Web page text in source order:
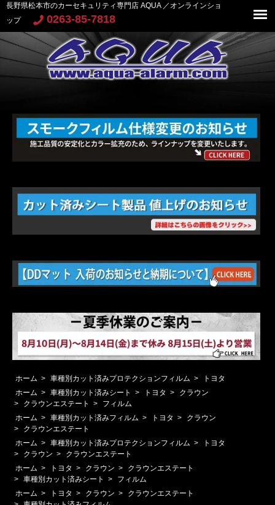
長野県松本市のカーセキュリティ専門店 AQUA ／オンラインショ
ップ
0263-85-7818
ホーム > 車種別カット済みプロテクションフィルム >
トヨタ
ホーム > 車種別カット済みシート > トヨタ >
クラウン
>
クラウンエステート >
フィルム
ホーム > 車種別カット済みフィルム > トヨタ >
クラウン
>
クラウンエステート
ホーム > 車種別カット済みプロテクションフィルム >
トヨタ
>
クラウン >
クラウンエステート
ホーム > トヨタ > クラウン >
クラウンエステート
> 車種別カット済みシート >
フィルム
ホーム > トヨタ > クラウン >
クラウンエステート